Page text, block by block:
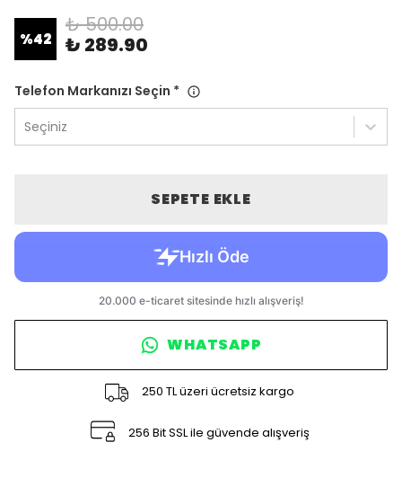
%42
₺ 500.00
₺ 289.90
Telefon Markanızı Seçin *
Seçiniz
SEPETE EKLE
WHATSAPP
250 TL üzeri ücretsiz kargo
256 Bit SSL ile güvende alışveriş